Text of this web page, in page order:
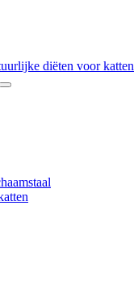
diëten voor katten